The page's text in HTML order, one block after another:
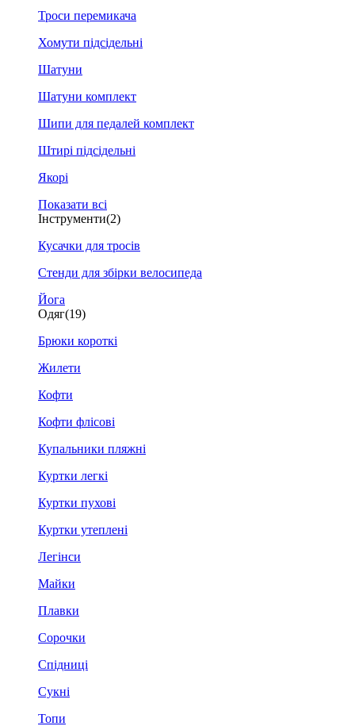
Троси перемикача
Хомути підсідельні
Шатуни
Шатуни комплект
Шипи для педалей комплект
Штирі підсідельні
Якорі
Показати всі
Інструменти(2)
Кусачки для тросів
Стенди для збірки велосипеда
Йога
Одяг(19)
Брюки короткі
Жилети
Кофти
Кофти флісові
Купальники пляжні
Куртки легкі
Куртки пухові
Куртки утеплені
Легінси
Майки
Плавки
Сорочки
Спідниці
Сукні
Топи